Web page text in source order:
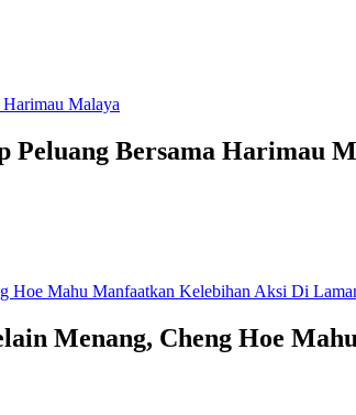
Peluang Bersama Harimau
Menang, Cheng Hoe